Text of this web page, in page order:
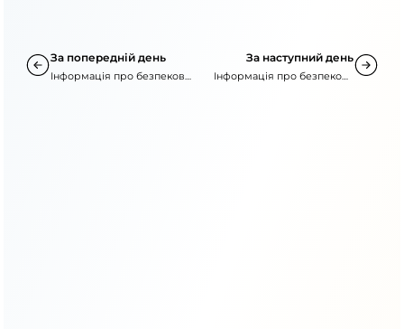
За попередній день
Інформація про безпекову
За наступний день
Інформація про безпекову